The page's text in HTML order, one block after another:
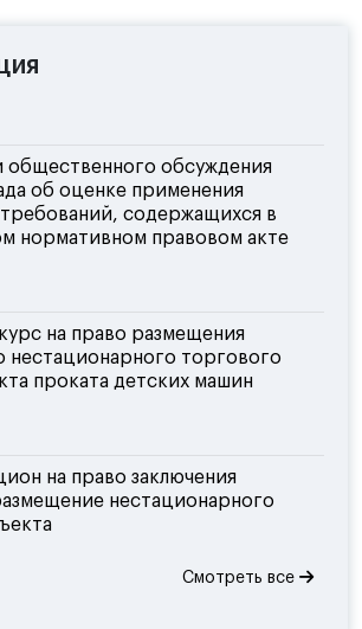
обсуждения
об оценке применения
требований, содержащихся в
нормативном правовом акте
на право размещения
нестационарного торгового
проката детских машин
на право заключения
нестационарного
Смотреть все